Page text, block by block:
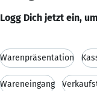
Logg Dich jetzt ein,
Warenpräsentation
Wareneingang